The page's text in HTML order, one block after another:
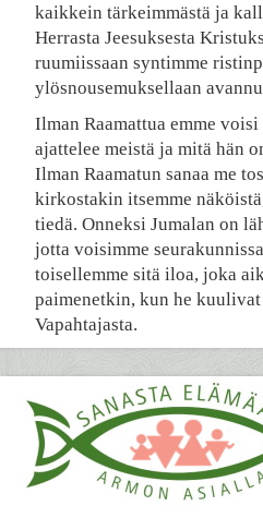
kaikkein tärkeimmästä ja
Herrasta Jeesuksesta
ruumiissaan syntimme
ylösnousemuksellaan
Ilman Raamattua emme
ajattelee meistä ja mitä hän
Ilman Raamatun sanaa me
kirkostakin itsemme
tiedä. Onneksi Jumalan on
jotta voisimme
toisellemme sitä iloa, joka
paimenetkin, kun he kuulivat
Vapahtajasta.